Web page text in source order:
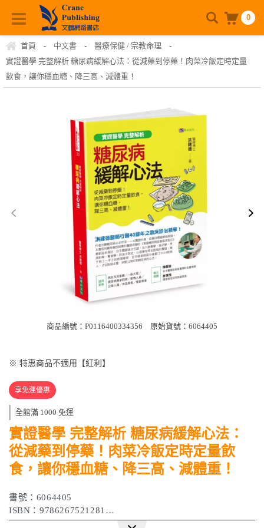
0
首頁 - 中文書 - 醫療保健 / 宗教命理
-
實證醫學 完整解析 糖尿病緩解心法：從減藥到停藥！肉菜冷飯定時定量
飲食，讓你穩血糖、降三高、減體重！
商品編號：P0116400334356 原始貨號：6064405
※ 特惠商品不適用【紅利】
享免運優惠
全館滿 1000 免運
實證醫學 完整解析 糖尿病緩解心法：
從減藥到停藥！肉菜冷飯定時定量飲
食，讓你穩血糖、降三高、減體重！
書號：6064405
ISBN：9786267521281
作者：洪建德